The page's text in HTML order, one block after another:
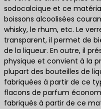
sodocalcique et ce
boissons alcoolisées
whisky, le rhum, etc. Le
transparent, il permet de
de la liqueur. En outre, il
physique et convient à la
plupart des bouteilles de
fabriquées à partir de ce
flacons de parfum
fabriqués à partir de ce